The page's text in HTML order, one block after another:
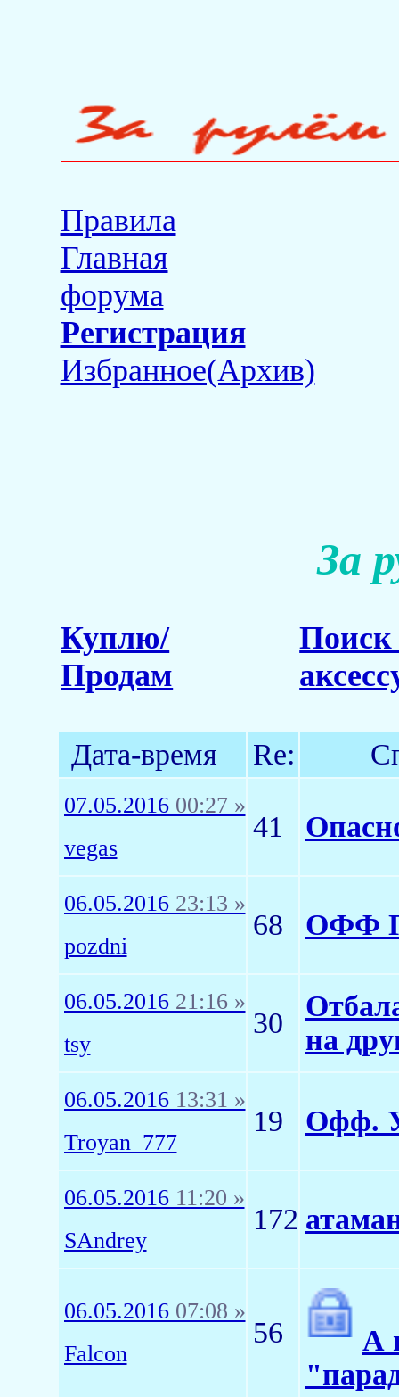
Правила
Главная
форума
Регистрация
Избранное(Архив)
За
Куплю/
Продам
Поиск
Дата-время Re:
07.05.2016 00:27 »
vegas
41
06.05.2016 23:13 »
pozdni
68 ОФФ
06.05.2016 21:16 »
tsy
30
на
06.05.2016 13:31 »
Troyan_777
19 Офф.
06.05.2016 11:20 »
SAndrey
172
06.05.2016 07:08 »
Falcon
56
А